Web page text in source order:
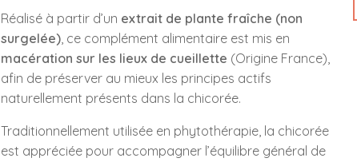
Réalisé à partir d’un extrait de plante fraîche (non
surgelée), ce complément alimentaire est mis en
macération sur les lieux de cueillette (Origine France),
afin de préserver au mieux les principes actifs
naturellement présents dans la chicorée.
Traditionnellement utilisée en phytothérapie, la chicorée
est appréciée pour accompagner l’équilibre général de